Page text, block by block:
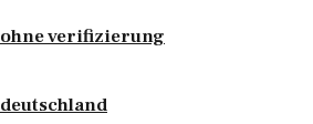
verifizierung